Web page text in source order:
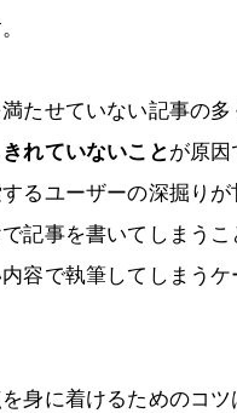
たせていない記事の多
れていないことが原
るユーザーの深掘り
記事を書いてしまう
容で執筆してしまうケ
身に着けるためのコツ